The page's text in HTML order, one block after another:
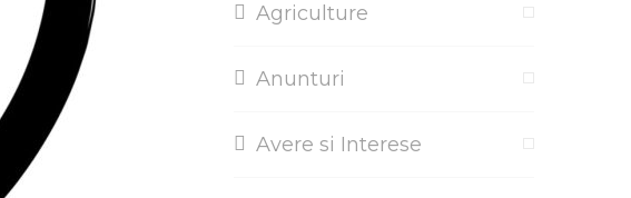
Agriculture
Anunturi
Avere si Interese